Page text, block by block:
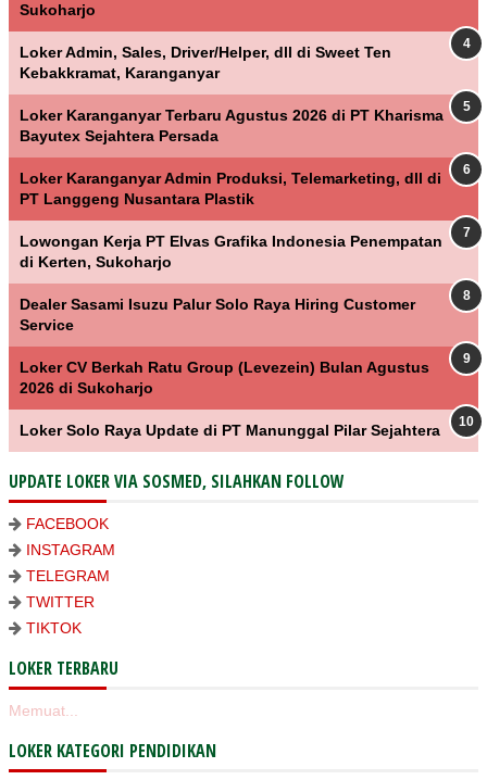
Sukoharjo
Loker Admin, Sales, Driver/Helper, dll di Sweet Ten
Kebakkramat, Karanganyar
Loker Karanganyar Terbaru Agustus 2026 di PT Kharisma
Bayutex Sejahtera Persada
Loker Karanganyar Admin Produksi, Telemarketing, dll di
PT Langgeng Nusantara Plastik
Lowongan Kerja PT Elvas Grafika Indonesia Penempatan
di Kerten, Sukoharjo
Dealer Sasami Isuzu Palur Solo Raya Hiring Customer
Service
Loker CV Berkah Ratu Group (Levezein) Bulan Agustus
2026 di Sukoharjo
Loker Solo Raya Update di PT Manunggal Pilar Sejahtera
UPDATE LOKER VIA SOSMED, SILAHKAN FOLLOW
FACEBOOK
INSTAGRAM
TELEGRAM
TWITTER
TIKTOK
LOKER TERBARU
Memuat...
LOKER KATEGORI PENDIDIKAN